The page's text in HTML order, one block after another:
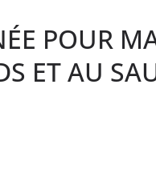
POUR
ET AU